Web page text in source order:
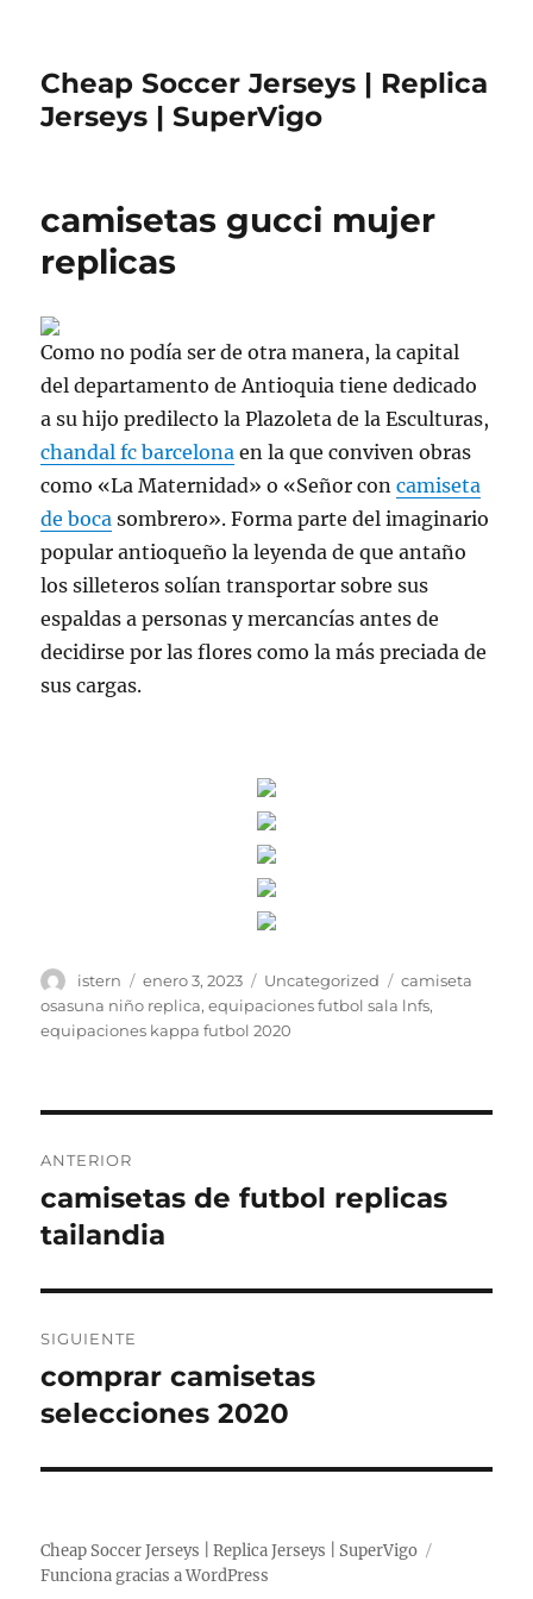
Cheap Soccer Jerseys | Replica
Jerseys | SuperVigo
camisetas gucci mujer
replicas
Como no podía ser de otra manera, la capital
del departamento de Antioquia tiene dedicado
a su hijo predilecto la Plazoleta de la Esculturas,
chandal fc barcelona en la que conviven obras
como «La Maternidad» o «Señor concamiseta
de boca sombrero». Forma parte del imaginario
popular antioqueño la leyenda de que antaño
los silleteros solían transportar sobre sus
espaldas a personas y mercancías antes de
decidirse por las flores como la más preciada de
sus cargas.
Autor
istern
Publicado
el
enero 3, 2023 Categorías
Uncategorized Etiquetas
camiseta
osasuna niño replica,equipaciones futbol sala lnfs,
equipaciones kappa futbol 2020
de
entradas
ANTERIOR
Entrada
anterior:
camisetas de futbol replicas
tailandia
SIGUIENTE
Entrada
siguiente:
comprar camisetas
selecciones 2020
Cheap Soccer Jerseys | Replica Jerseys | SuperVigo
Funciona gracias a WordPress